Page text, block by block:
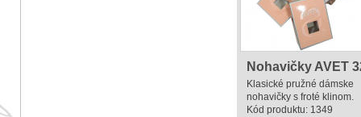
Nohavičky AVET
Klasické pružné dámske
nohavičky s froté klinom.
Kód produktu: 1349